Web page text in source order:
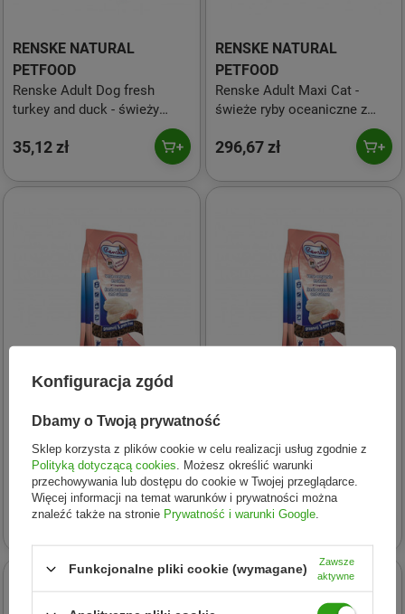
RENSKE NATURAL
PETFOOD
Renske Adult Dog fresh
turkey and duck - świeży
indyk i kaczka dla dorosłych
psów (bez zbóż) 600 g
35,12 zł
RENSKE NATURAL
PETFOOD
Renske Adult Maxi Cat -
świeże ryby oceaniczne z
dorosłych kotów większych
296,67 zł
RENSKE NATURAL
PETFOOD
Renske Adult Maxi Cat -
świeże ryby oceaniczne z
łososiem bez zbóż dla
dorosłych kotów większych
93,87 zł
RENSKE NATURAL
PETFOOD
Renske Adult Maxi Cat -
świeże ryby oceaniczne z
łososiem bez zbóż dla
dorosłych kotów większych
27,20 zł
Konfiguracja zgód
Dbamy o Twoją prywatność
Sklep korzysta z plików cookie w celu realizacji usług zgodnie z
Polityką dotyczącą cookies . Możesz określić warunki
przechowywania lub dostępu do cookie w Twojej przeglądarce.
Więcej informacji na temat warunków i prywatności można
znaleźć także na stronie Prywatność i warunki Google
Funkcjonalne pliki cookie (wymagane)
Zawsze
aktywne